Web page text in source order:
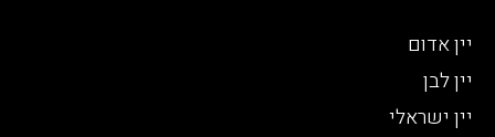
יין אדום
יין לבן
יין ישראלי